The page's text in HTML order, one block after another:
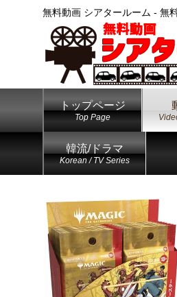
無料動画 シアタールーム - 無
トップページ
Top Page
韓流/ドラマ
Korean / TV Series